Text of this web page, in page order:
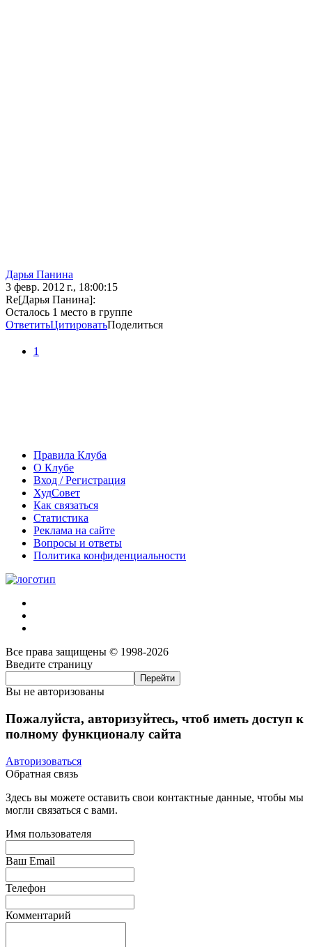
Дарья Панина
3 февр. 2012 г., 18:00:15
Re[Дарья Панина]:
Осталось 1 место в группе
ОтветитьЦитироватьПоделиться
1
Правила Клуба
О Клубе
Вход / Регистрация
ХудСовет
Как связаться
Статистика
Реклама на сайте
Вопросы и ответы
Политика конфиденциальности
Все права защищены © 1998-2026
Введите страницу
Вы не авторизованы
Пожалуйста, авторизуйтесь, чтоб иметь доступ к
полному функционалу сайта
Авторизоваться
Обратная связь
Здесь вы можете оставить свои контактные данные, чтобы мы
могли связаться с вами.
Имя пользователя
Ваш Email
Телефон
Комментарий